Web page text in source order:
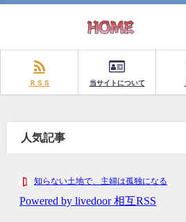
ＲＳＳ 当サイトについて
人気記事